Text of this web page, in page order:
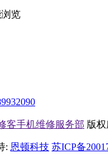
览
客手机维修服务部 版权
: 恩顿科技 苏ICP备